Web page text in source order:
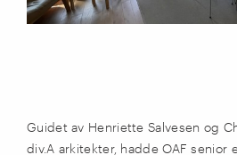
Guidet av Henriette Salvesen og
div.A arkitekter, hadde OAF senior